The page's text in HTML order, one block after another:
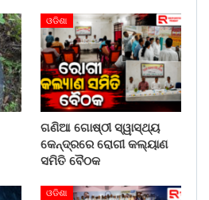
ଓଡିଶା
ଗଣିଆ ଗୋଷ୍ଠୀ ସ୍ୱାସ୍ଥ୍ୟ
କେନ୍ଦ୍ରରେ ରୋଗୀ କଲ୍ୟାଣ
ସମିତି ବୈଠକ
ଓଡିଶା